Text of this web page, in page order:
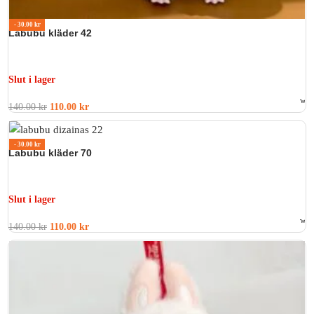
- 30.00 kr
Labubu kläder 42
Slut i lager
Betygsatt0av 5
140.00kr 110.00 kr
- 30.00 kr
Labubu kläder 70
Slut i lager
Betygsatt0av 5
140.00kr 110.00 kr